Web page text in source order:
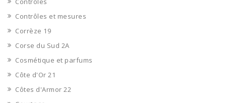
Contrôles et mesures
Corrèze 19
Corse du Sud 2A
Cosmétique et parfums
Côte d'Or 21
Côtes d'Armor 22